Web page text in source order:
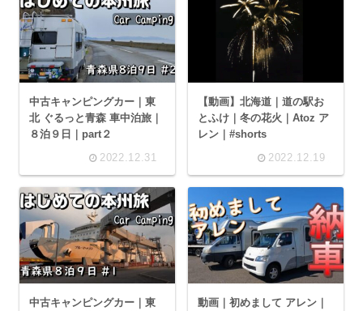
中古キャンピングカー｜東
北 ぐるっと青森 車中泊旅｜
８泊９日｜part２
2022.12.31
【動画】北海道｜道の駅お
とふけ｜冬の花火｜Atoz ア
レン｜#shorts
2022.12.19
中古キャンピングカー｜東
動画｜初めまして アレン｜